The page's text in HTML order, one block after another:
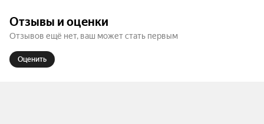
Отзывы и оценки
Отзывов ещё нет, ваш может стать первым
Оценить